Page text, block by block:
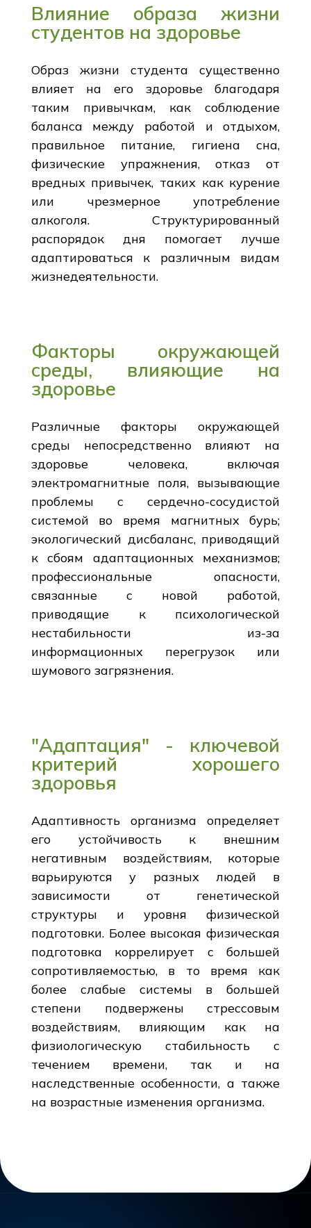
Влияние образа жизни
студентов на здоровье
Образ жизни студента существенно
влияет на его здоровье благодаря
таким привычкам, как соблюдение
баланса между работой и отдыхом,
правильное питание, гигиена сна,
физические упражнения, отказ от
вредных привычек, таких как курение
или чрезмерное употребление
алкоголя. Структурированный
распорядок дня помогает лучше
адаптироваться к различным видам
жизнедеятельности.
Факторы окружающей
среды, влияющие на
здоровье
Различные факторы окружающей
среды непосредственно влияют на
здоровье человека, включая
электромагнитные поля, вызывающие
проблемы с сердечно-сосудистой
системой во время магнитных бурь;
экологический дисбаланс, приводящий
к сбоям адаптационных механизмов;
профессиональные опасности,
связанные с новой работой,
приводящие к психологической
нестабильности из-за
информационных перегрузок или
шумового загрязнения.
"Адаптация" - ключевой
критерий хорошего
здоровья
Адаптивность организма определяет
его устойчивость к внешним
негативным воздействиям, которые
варьируются у разных людей в
зависимости от генетической
структуры и уровня физической
подготовки. Более высокая физическая
подготовка коррелирует с большей
сопротивляемостью, в то время как
более слабые системы в большей
степени подвержены стрессовым
воздействиям, влияющим как на
физиологическую стабильность с
течением времени, так и на
наследственные особенности, а также
на возрастные изменения организма.